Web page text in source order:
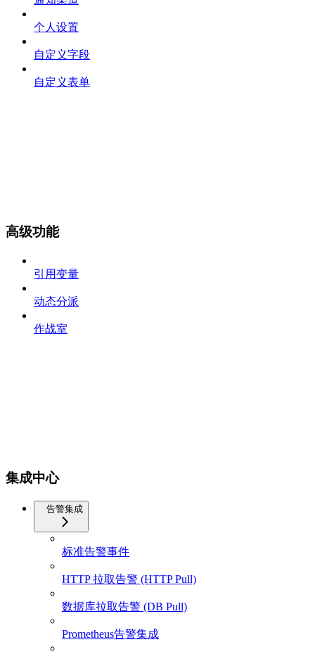
个人设置
自定义字段
自定义表单
高级功能
引用变量
动态分派
作战室
集成中心
告警集成
标准告警事件
HTTP 拉取告警 (HTTP Pull)
数据库拉取告警 (DB Pull)
Prometheus告警集成